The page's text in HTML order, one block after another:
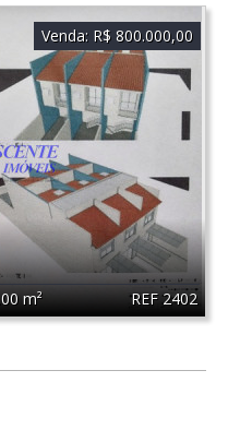
REF 2402
m²
Venda: R$ 800.000,00